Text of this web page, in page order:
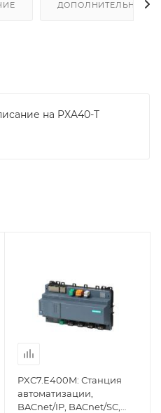
ДОПОЛНИТЕЛЬНО
на PXA40-T
PXC7.E400M: Станция
автоматизации,
BACnet/IP, BACnet/SC,